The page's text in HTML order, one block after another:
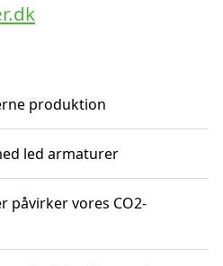
produktion
led armaturer
påvirker vores CO2-